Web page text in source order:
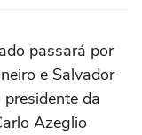
passará por
e Salvador
da
Azeglio